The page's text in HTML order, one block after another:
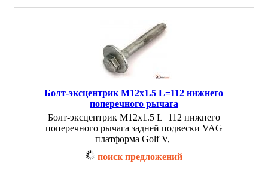
Болт-эксцентрик M12x1.5 L=112 нижнего
поперечного рычага
Болт-эксцентрик M12x1.5 L=112 нижнего
поперечного рычага задней подвески VAG
платформа Golf V,
поиск предложений